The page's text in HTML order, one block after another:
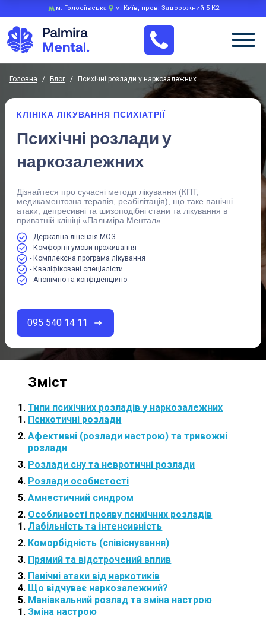
м. Голосіївська м. Київ, пров. Задорожний 5 К2
Головна / Блог / Психічні розлади у наркозалежних
КЛІНІКА ЛІКУВАННЯ ПСИХІАТРІЇ
Психічні розлади у
наркозалежних
Дізнайтеся про сучасні методи лікування (КПТ,
медикаментозна терапія, реабілітація), що таке панічні
атаки, депресивні та шизоподібні стани та лікування в
приватній клініці «Пальміра Ментал»
- Державна ліцензія МОЗ
- Комфортні умови проживання
- Комплексна програма лікування
- Кваліфіковані спеціалісти
- Анонімно та конфіденційно
095 540 14 11
Типи психічних розладів у наркозалежних
Психотичні розлади
Афективні (розлади настрою) та тривожні
розлади
Розлади сну та невротичні розлади
Розлади особистості
Амнестичний синдром
Особливості прояву психічних розладів
Лабільність та інтенсивність
Коморбідність (співіснування)
Прямий та відстрочений вплив
Панічні атаки від наркотиків
Що відчуває наркозалежний?
Маніакальний розлад та зміна настрою
Зміна настрою